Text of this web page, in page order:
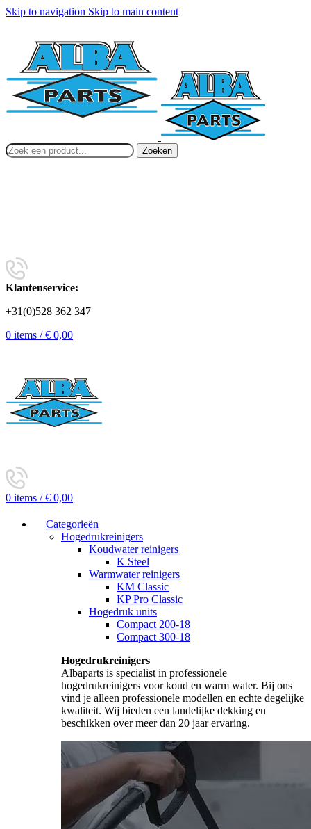
Skip to navigation Skip to main content
Zoeken
Klantenservice:
+31(0)528 362 347
0 items / € 0,00
0 items / € 0,00
Categorieën
Hogedrukreinigers
Koudwater reinigers
K Steel
Warmwater reinigers
KM Classic
KP Pro Classic
Hogedruk units
Compact 200-18
Compact 300-18
Hogedrukreinigers
Albaparts is specialist in professionele
hogedrukreinigers voor koud en warm water. Bij ons
vind je alleen professionele modellen en echte degelijke
kwaliteit. Wij bieden een landelijke dekking en
beschikken over meer dan 20 jaar ervaring.